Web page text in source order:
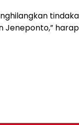
Jeneponto,”